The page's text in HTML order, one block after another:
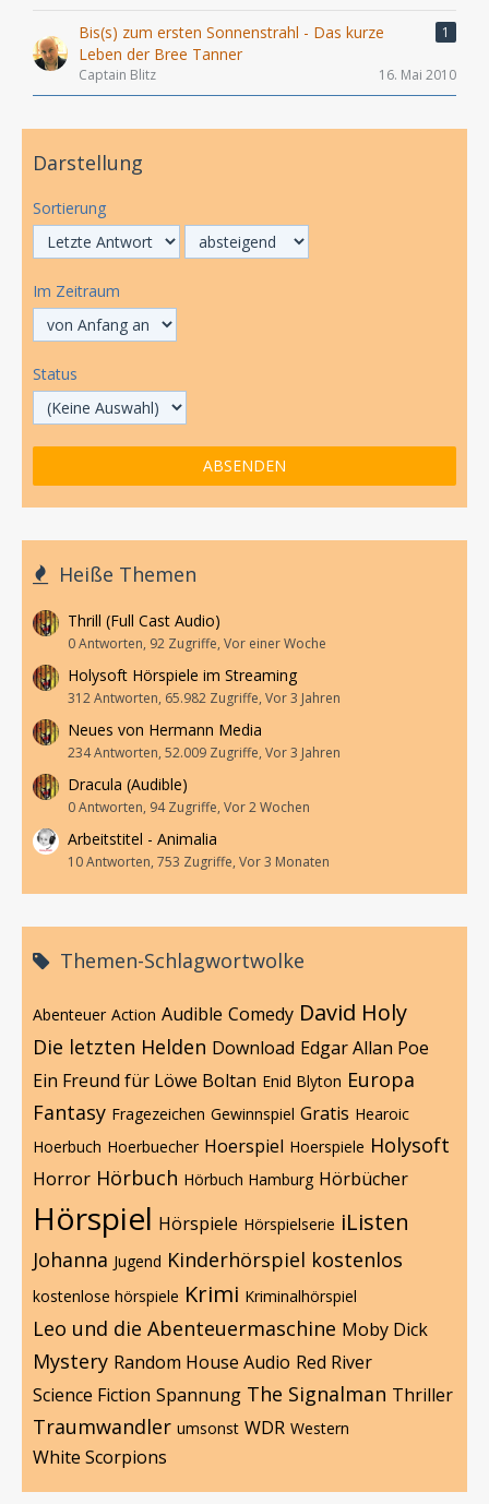
Bis(s) zum ersten Sonnenstrahl - Das kurze
Leben der Bree Tanner
1
Captain Blitz 16. Mai 2010
Darstellung
Sortierung
Im Zeitraum
Status
Heiße Themen
Thrill (Full Cast Audio)
0 Antworten, 92 Zugriffe, Vor einer Woche
Holysoft Hörspiele im Streaming
312 Antworten, 65.982 Zugriffe, Vor 3 Jahren
Neues von Hermann Media
234 Antworten, 52.009 Zugriffe, Vor 3 Jahren
Dracula (Audible)
0 Antworten, 94 Zugriffe, Vor 2 Wochen
Arbeitstitel - Animalia
10 Antworten, 753 Zugriffe, Vor 3 Monaten
Themen-Schlagwortwolke
Abenteuer Action Audible Comedy David Holy
Die letzten Helden Download Edgar Allan Poe
Ein Freund für Löwe Boltan Enid Blyton Europa
Fantasy Fragezeichen Gewinnspiel Gratis Hearoic
Hoerbuch Hoerbuecher Hoerspiel Hoerspiele Holysoft
Horror Hörbuch Hörbuch Hamburg Hörbücher
Hörspiel Hörspiele Hörspielserie iListen
Johanna Jugend Kinderhörspiel kostenlos
kostenlose hörspiele Krimi Kriminalhörspiel
Leo und die Abenteuermaschine Moby Dick
Mystery Random House Audio Red River
Science Fiction Spannung The Signalman Thriller
Traumwandler umsonst WDR Western
White Scorpions